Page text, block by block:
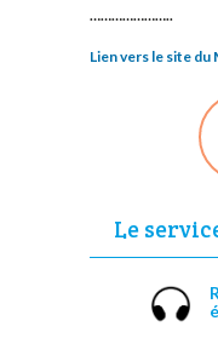
…………………..
Lien vers le site du
Le